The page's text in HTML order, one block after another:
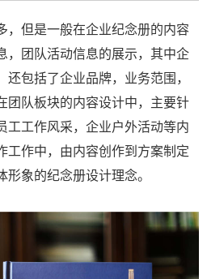
，但是一般在企业纪念册的内容
，团队活动信息的展示，其中企
包括了企业品牌，业务范围，
团队板块的内容设计中，主要针
工工作风采，企业户外活动等内
工作中，由内容创作到方案制定
象的纪念册设计理念。